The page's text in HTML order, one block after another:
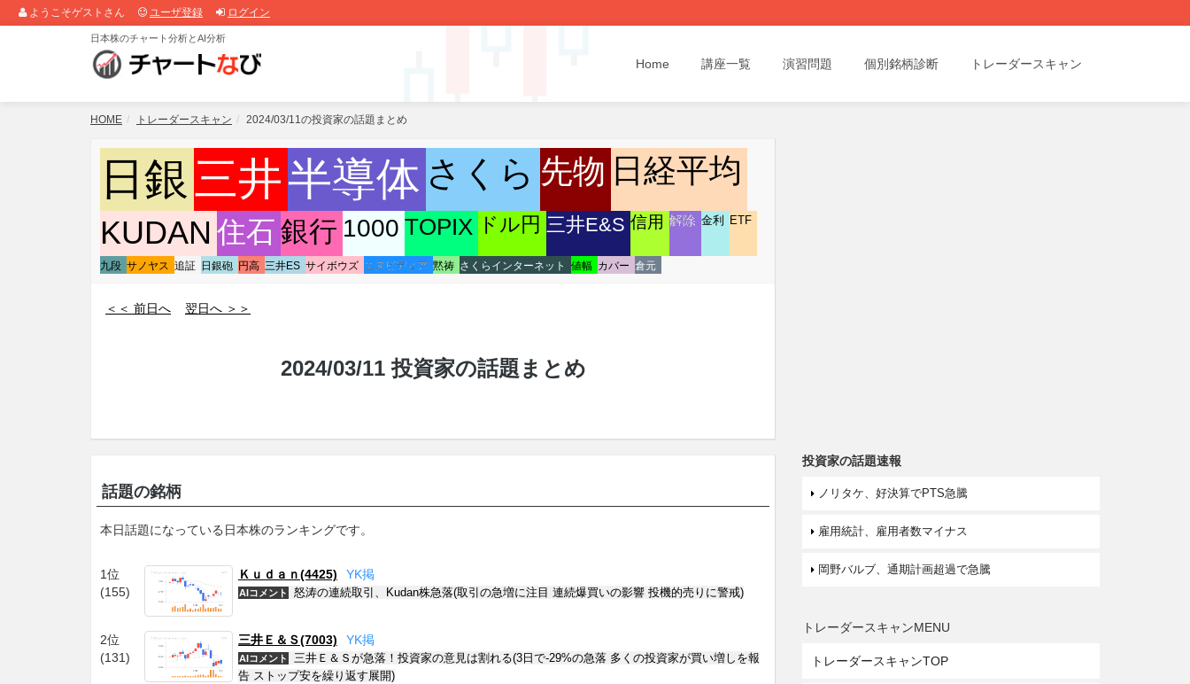
ようこそゲストさん ユーザ登録 ログイン
日本株のチャート分析とAI分析
Home 講座一覧 演習問題 個別銘柄診断 トレーダースキャン
HOME トレーダースキャン 2024/03/11の投資家の話題まとめ
日銀 三井半導体 さくら 先物 日経平均
KUDAN 住石銀行 1000 TOPIX ドル円 三井E&S 信用 解除 金利 ETF
九段 サノヤス 追証 日銀砲 円高 三井ES サイボウズ エヌビディア 黙祷 さくらインターネット 値幅 カバー 倉元
＜＜ 前日へ 翌日へ ＞＞
2024/03/11 投資家の話題まとめ
話題の銘柄
本日話題になっている日本株のランキングです。
1位
(155)
Ｋｕｄａｎ(4425) YK掲
AIコメント 怒涛の連続取引、Kudan株急落(取引の急増に注目 連続爆買いの影響 投機的売りに警戒)
2位
(131)
三井Ｅ＆Ｓ(7003) YK掲
AIコメント
三井Ｅ＆Ｓが急落！投資家の意見は割れる(3日で-29%の急落 多くの投資家が買い増しを報
告 ストップ安を繰り返す展開)
投資家の話題速報
ノリタケ、好決算でPTS急騰
雇用統計、雇用者数マイナス
岡野バルブ、通期計画超過で急騰
トレーダースキャンMENU
トレーダースキャンTOP